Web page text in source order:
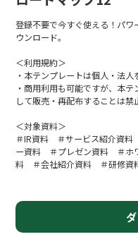
登録不要で今すぐ使える！パ
ウンロード。
＜利用規約＞
・本テンプレートは個人・法人
・商用利用も可能ですが、本
して販売・再配布することは禁
＜対象資料＞
＃IR資料 ＃サービス紹介資
ー資料 ＃プレゼン資料 ＃ホ
料 ＃会社紹介資料 ＃研修資